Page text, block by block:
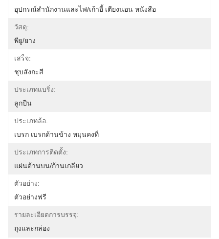
อุปกรณ์สำนักงานและไฟ/เก้าอี้ เตียงนอน หนังสือ
วัสดุ:
พียู/ยาง
เสร็จ:
ชุบสังกะสี
ประเภทแบริ่ง:
ลูกปืน
ประเภทล้อ:
เบรก เบรกด้านข้าง หมุนคงที่
ประเภทการติดตั้ง:
แผ่นด้านบน/ก้านเกลียว
ตัวอย่าง:
ตัวอย่างฟรี
รายละเอียดการบรรจุ:
ถุงและกล่อง